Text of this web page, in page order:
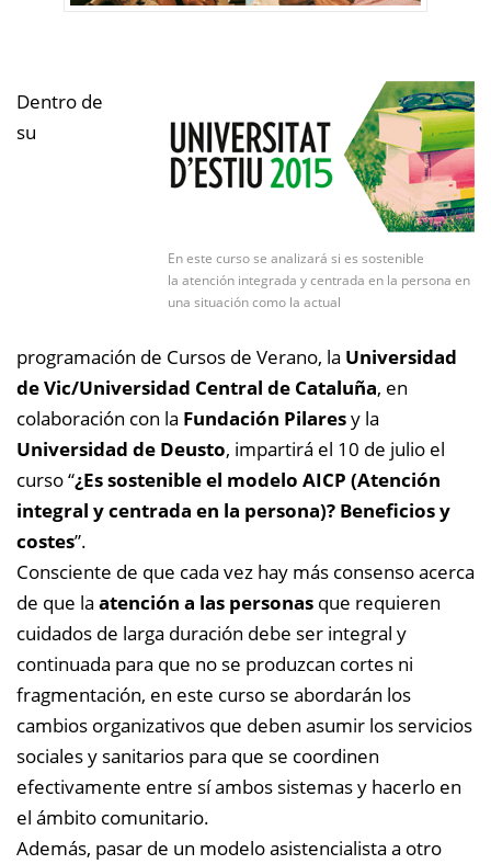
En este curso se analizará si es sostenible
la atención integrada y centrada en la persona en
una situación como la actual
Dentro de
su
programación de Cursos de Verano, la Universidad
de Vic/Universidad Central de Cataluña, en
colaboración con la Fundación Pilaresy la
Universidad de Deusto, impartirá el 10 de julio el
curso “¿Es sostenible el modelo AICP (Atención
integral y centrada en la persona)? Beneficios y
costes”.
Consciente de que cada vez hay más consenso acerca
de que la atención a las personas que requieren
cuidados de larga duración debe ser integral y
continuada para que no se produzcan cortes ni
fragmentación, en este curso se abordarán los
cambios organizativos que deben asumir los servicios
sociales y sanitarios para que se coordinen
efectivamente entre sí ambos sistemas y hacerlo en
el ámbito comunitario.
Además, pasar de un modelo asistencialista a otro